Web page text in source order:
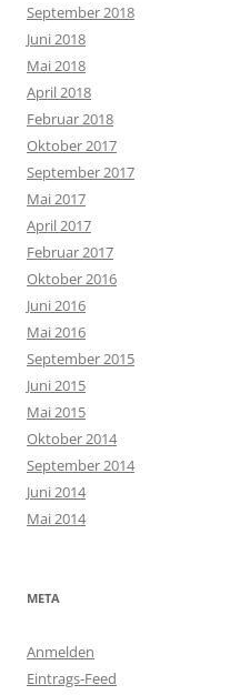
September 2018
Juni 2018
Mai 2018
April 2018
Februar 2018
Oktober 2017
September 2017
Mai 2017
April 2017
Februar 2017
Oktober 2016
Juni 2016
Mai 2016
September 2015
Juni 2015
Mai 2015
Oktober 2014
September 2014
Juni 2014
Mai 2014
META
Anmelden
Eintrags-Feed